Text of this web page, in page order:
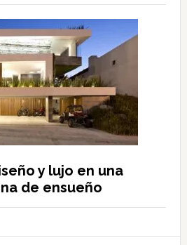
y lujo en una
de ensueño